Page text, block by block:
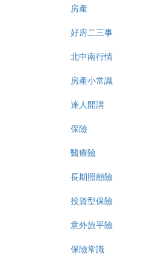
房產
好房二三事
北中南行情
房產小常識
達人開講
保險
醫療險
長期照顧險
投資型保險
意外旅平險
保險常識